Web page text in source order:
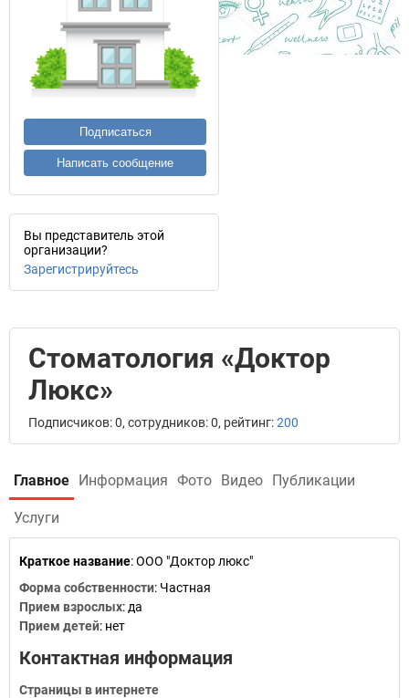
Подписаться
Написать сообщение
Вы представитель этой
организации?
Зарегистрируйтесь
Стоматология «Доктор
Люкс»
Подписчиков: 0, сотрудников: 0, рейтинг:200
Главное Информация Фото Видео Публикации
Услуги
Краткое название:ООО "Доктор люкс"
Форма собственности: Частная
Прием взрослых: да
Прием детей: нет
Контактная информация
Страницы в интернете